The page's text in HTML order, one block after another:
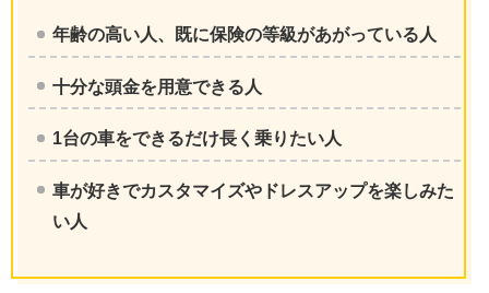
年齢の高い人、既に保険の等級があがっている人
十分な頭金を用意できる人
1台の車をできるだけ長く乗りたい人
車が好きでカスタマイズやドレスアップを楽しみた
い人